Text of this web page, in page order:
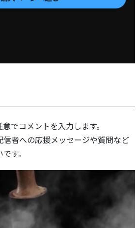
でコメントを入力します。
信者への応援メッセージや質問など
す。